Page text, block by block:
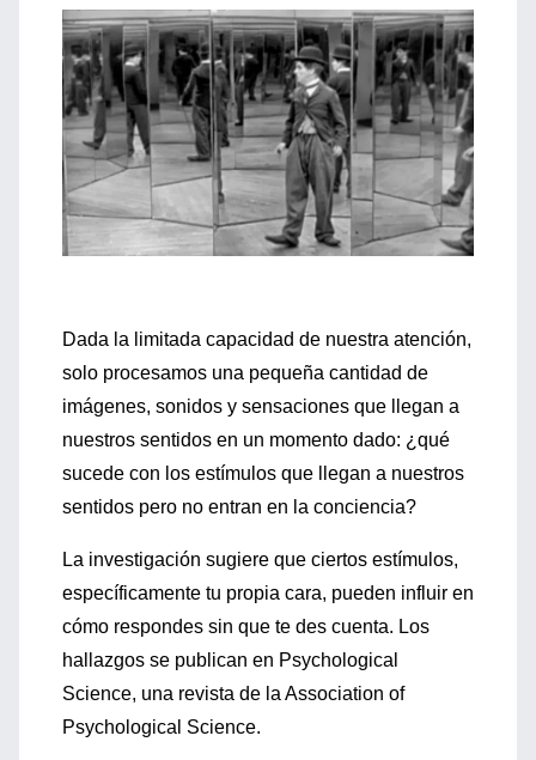
Dada la limitada capacidad de nuestra atención,
solo procesamos una pequeña cantidad de
imágenes, sonidos y sensaciones que llegan a
nuestros sentidos en un momento dado: ¿qué
sucede con los estímulos que llegan a nuestros
sentidos pero no entran en la conciencia?
La investigación sugiere que ciertos estímulos,
específicamente tu propia cara, pueden influir en
cómo respondes sin que te des cuenta. Los
hallazgos se publican en Psychological
Science, una revista de la Association of
Psychological Science.